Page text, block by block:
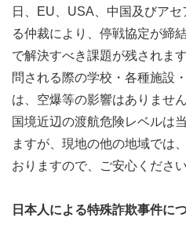
日、EU、USA、中国及びア
る仲裁により、停戦協定が締
で解決すべき課題が残されま
問される際の学校・各種施設
は、空爆等の影響はありませ
国境近辺の渡航危険レベルは
ますが、現地の他の地域では
おりますので、ご安心ください
日本人による特殊詐欺事件に